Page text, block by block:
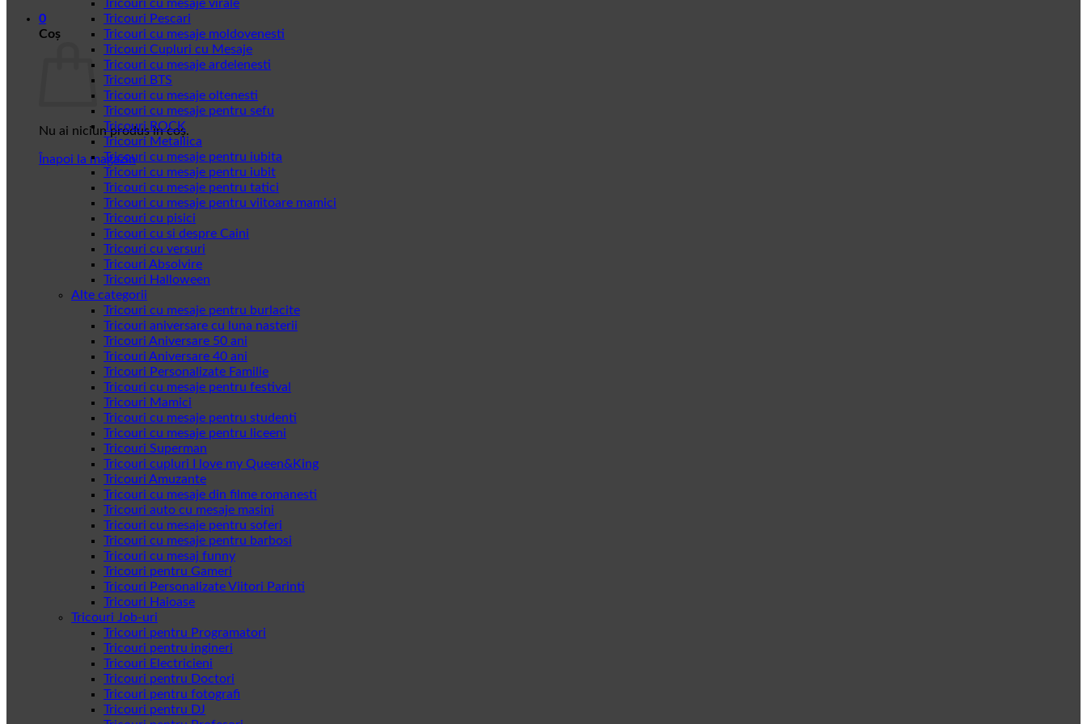
0
Coș
Nu ai niciun produs în coș.
Înapoi la magazin
Tricouri cu mesaje virale
Tricouri Pescari
Tricouri cu mesaje moldovenesti
Tricouri Cupluri cu Mesaje
Tricouri cu mesaje ardelenesti
Tricouri BTS
Tricouri cu mesaje oltenesti
Tricouri cu mesaje pentru sefu
Tricouri ROCK
Tricouri Metallica
Tricouri cu mesaje pentru iubita
Tricouri cu mesaje pentru iubit
Tricouri cu mesaje pentru tatici
Tricouri cu mesaje pentru viitoare mamici
Tricouri cu pisici
Tricouri cu si despre Caini
Tricouri cu versuri
Tricouri Absolvire
Tricouri Halloween
Alte categorii
Tricouri cu mesaje pentru burlacite
Tricouri aniversare cu luna nasterii
Tricouri Aniversare 50 ani
Tricouri Aniversare 40 ani
Tricouri Personalizate Familie
Tricouri cu mesaje pentru festival
Tricouri Mamici
Tricouri cu mesaje pentru studenti
Tricouri cu mesaje pentru liceeni
Tricouri Superman
Tricouri cupluri I love my Queen&King
Tricouri Amuzante
Tricouri cu mesaje din filme romanesti
Tricouri auto cu mesaje masini
Tricouri cu mesaje pentru soferi
Tricouri cu mesaje pentru barbosi
Tricouri cu mesaj funny
Tricouri pentru Gameri
Tricouri Personalizate Viitori Parinti
Tricouri Haioase
Tricouri Job-uri
Tricouri pentru Programatori
Tricouri pentru ingineri
Tricouri Electricieni
Tricouri pentru Doctori
Tricouri pentru fotografi
Tricouri pentru DJ